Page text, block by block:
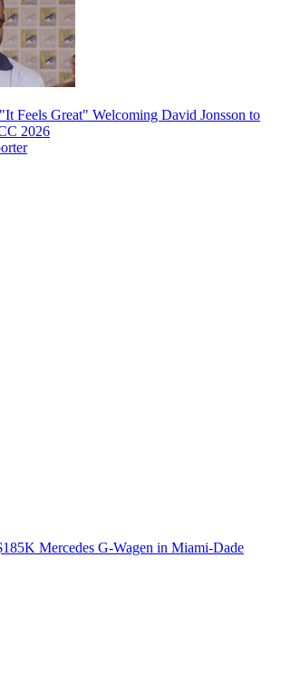
Feels Great" Welcoming David Jonsson to
2026
Mercedes G-Wagen in Miami-Dade